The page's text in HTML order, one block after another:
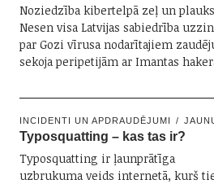
Noziedzība kibertelpā zeļ un
Nesen visa Latvijas sabiedrība
par Gozi vīrusa nodarītajiem
sekoja peripetijām ar Imantas
INCIDENTI UN APDRAUDĒJUMI
Typosquatting – kas tas ir?
Typosquatting ir ļaunprātīga
uzbrukuma veids internetā, kurš